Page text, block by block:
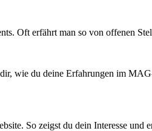
Oft erfährt man so von offenen
wie du deine Erfahrungen im
So zeigst du dein Interesse und